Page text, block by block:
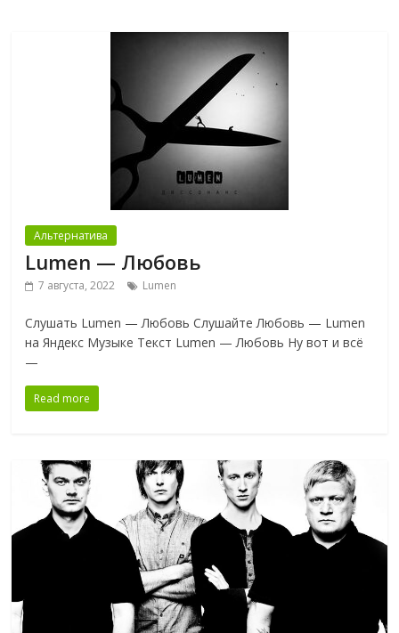
Альтернатива
Lumen — Любовь
7 августа, 2022 Lumen
Слушать Lumen — Любовь Слушайте Любовь — Lumen
на Яндекс Музыке Текст Lumen — Любовь Ну вот и всё
—
Read more